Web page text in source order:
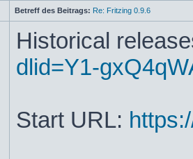
Betreff des Beitrags: Re: Fritzing 0.9.6
Historical
dlid=Y1-
Start URL: